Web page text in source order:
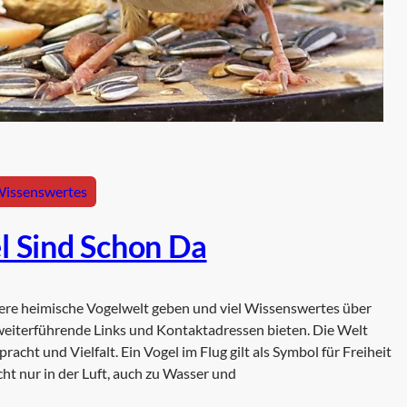
Sind Schon Da
heimische Vogelwelt geben und viel Wissenswertes über
Links und Kontaktadressen bieten. Die Welt
und Vielfalt. Ein Vogel im Flug gilt als Symbol für Freiheit
nur in der Luft, auch zu Wasser und